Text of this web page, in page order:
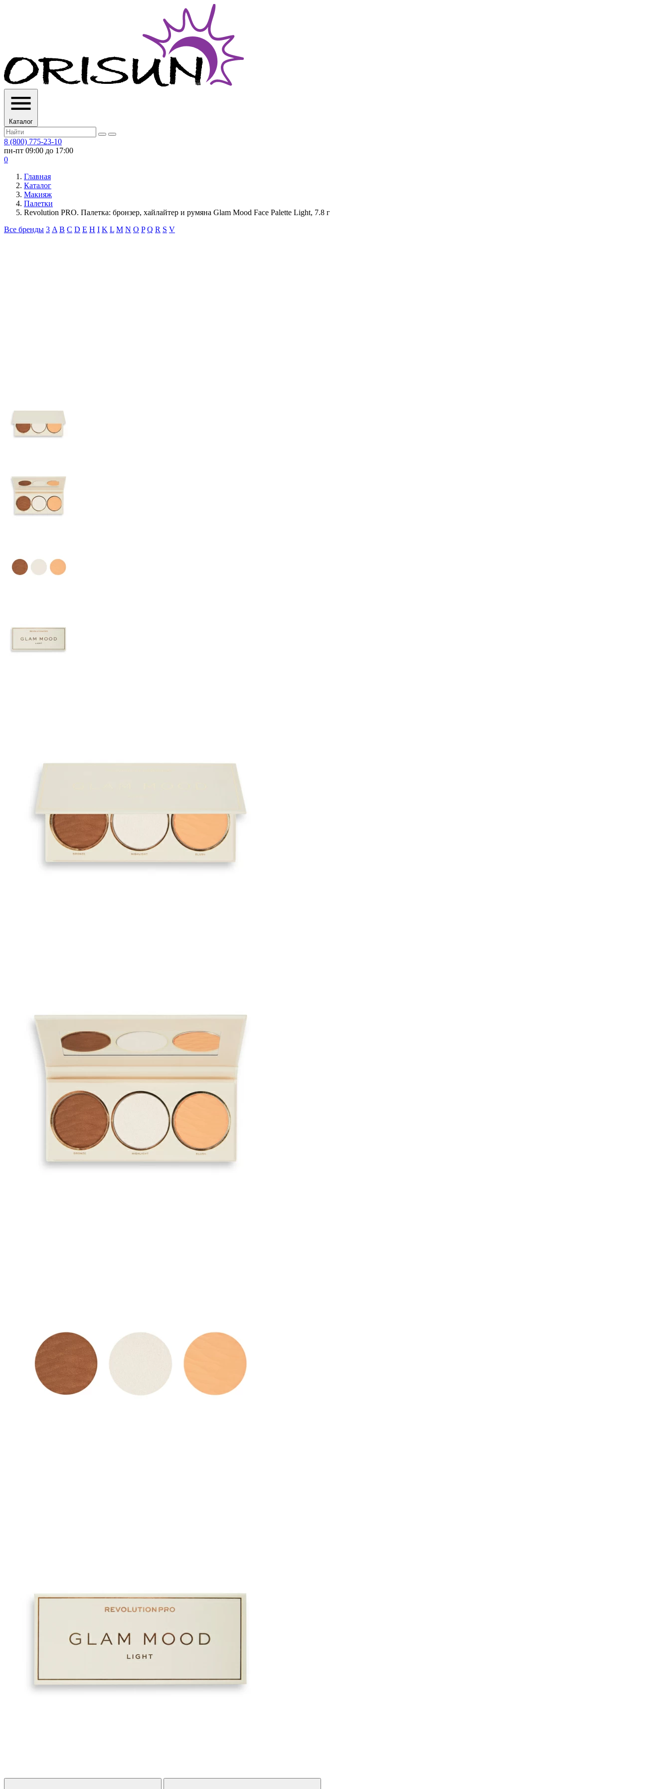
Каталог
8 (800) 775-23-10
пн-пт 09:00 до 17:00
0
Главная
Каталог
Макияж
Палетки
Revolution PRO. Палетка: бронзер, хайлайтер и румяна Glam Mood Face Palette Light, 7.8 г
Все бренды 3 A B C D E H I K L M N O P Q R S V